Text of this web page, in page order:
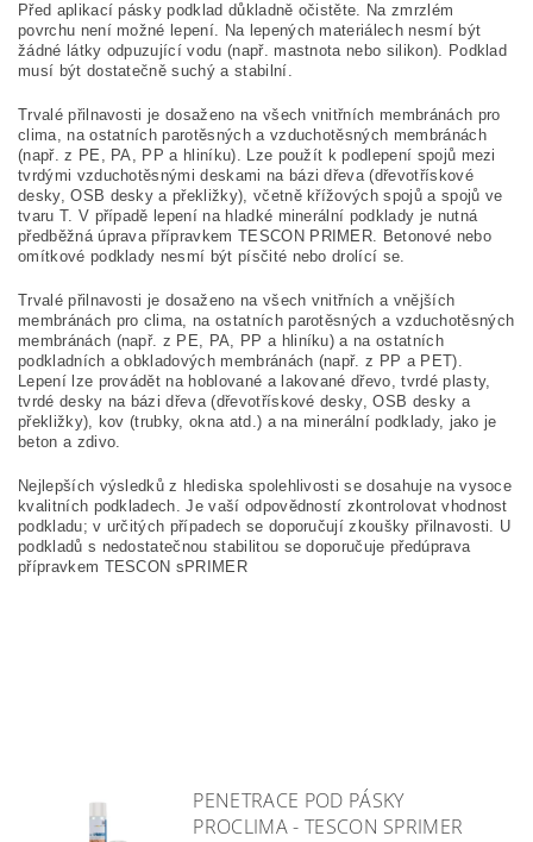
Před aplikací pásky podklad důkladně očistěte. Na zmrzlém
povrchu není možné lepení. Na lepených materiálech nesmí být
žádné látky odpuzující vodu (např. mastnota nebo silikon). Podklad
musí být dostatečně suchý a stabilní.
Trvalé přilnavosti je dosaženo na všech vnitřních membránách pro
clima, na ostatních parotěsných a vzduchotěsných membránách
(např. z PE, PA, PP a hliníku). Lze použít k podlepení spojů mezi
tvrdými vzduchotěsnými deskami na bázi dřeva (dřevotřískové
desky, OSB desky a překližky), včetně křížových spojů a spojů ve
tvaru T. V případě lepení na hladké minerální podklady je nutná
předběžná úprava přípravkem TESCON PRIMER. Betonové nebo
omítkové podklady nesmí být písčité nebo drolící se.
Trvalé přilnavosti je dosaženo na všech vnitřních a vnějších
membránách pro clima, na ostatních parotěsných a vzduchotěsných
membránách (např. z PE, PA, PP a hliníku) a na ostatních
podkladních a obkladových membránách (např. z PP a PET).
Lepení lze provádět na hoblované a lakované dřevo, tvrdé plasty,
tvrdé desky na bázi dřeva (dřevotřískové desky, OSB desky a
překližky), kov (trubky, okna atd.) a na minerální podklady, jako je
beton a zdivo.
Nejlepších výsledků z hlediska spolehlivosti se dosahuje na vysoce
kvalitních podkladech. Je vaší odpovědností zkontrolovat vhodnost
podkladu; v určitých případech se doporučují zkoušky přilnavosti. U
podkladů s nedostatečnou stabilitou se doporučuje předúprava
přípravkem TESCON sPRIMER
PENETRACE POD PÁSKY
PROCLIMA - TESCON SPRIMER